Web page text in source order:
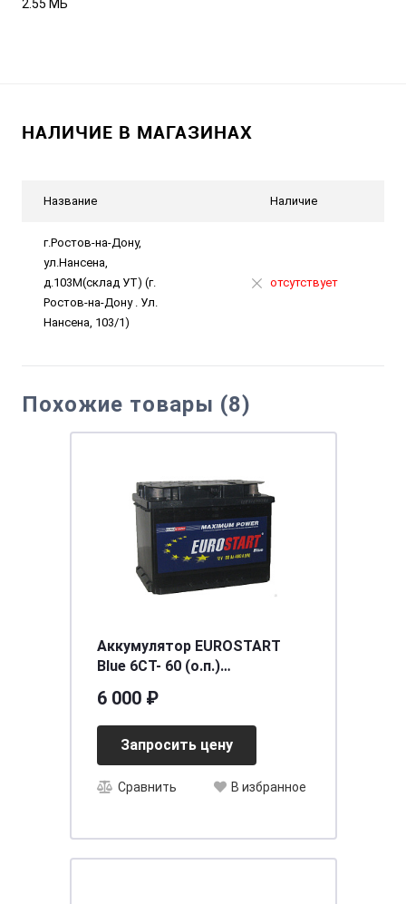
2.55 МБ
НАЛИЧИЕ В МАГАЗИНАХ
Название Наличие
г.Ростов-на-Дону,
ул.Нансена,
д.103М(склад УТ) (г.
Ростов-на-Дону . Ул.
Нансена, 103/1)
отсутствует
Похожие товары (8)
Аккумулятор EUROSTART
Blue 6СТ- 60 (о.п.)
6 000 ₽
Запросить цену
Сравнить В избранное